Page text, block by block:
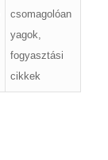
csomagolóan
yagok,
fogyasztási
cikkek